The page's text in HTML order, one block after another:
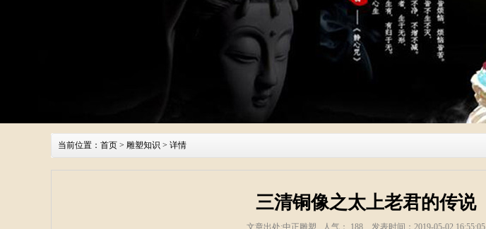
当前位置： 首页 > 雕塑知识 > 详情
三清铜像之太上老君的传说
文章出处:中正雕塑 人气： 188 发表时间：2019-05-02 16:55:05